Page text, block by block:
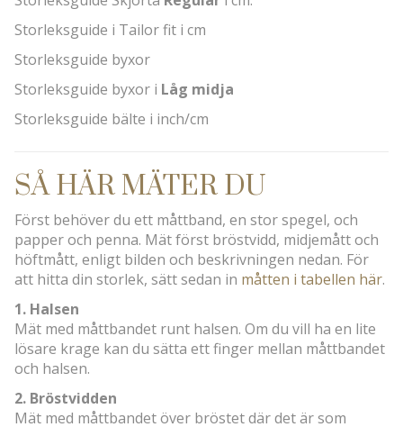
Storleksguide i Tailor fit i cm
Storleksguide byxor
Storleksguide byxor i Låg midja
Storleksguide bälte i inch/cm
SÅ HÄR MÄTER DU
Först behöver du ett måttband, en stor spegel, och
papper och penna. Mät först bröstvidd, midjemått och
höftmått, enligt bilden och beskrivningen nedan. För
att hitta din storlek, sätt sedan in måtten i tabellen här.
1. Halsen
Mät med måttbandet runt halsen. Om du vill ha en lite
lösare krage kan du sätta ett finger mellan måttbandet
och halsen.
2. Bröstvidden
Mät med måttbandet över bröstet där det är som